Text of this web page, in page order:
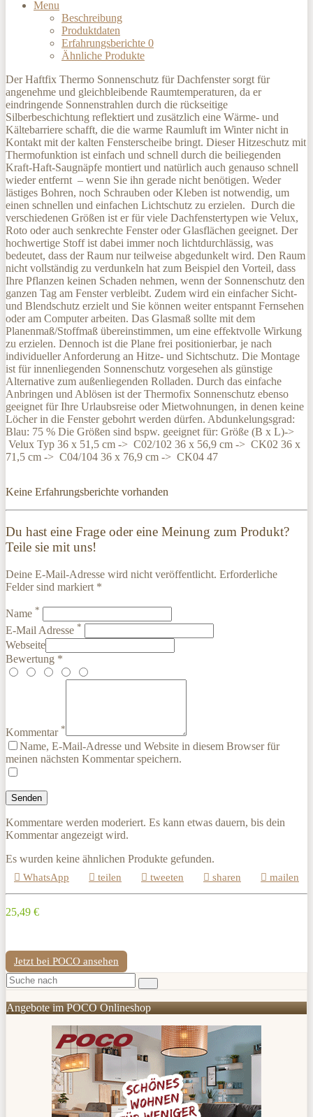
Menu
Beschreibung
Produktdaten
Erfahrungsberichte 0
Ähnliche Produkte
Der Haftfix Thermo Sonnenschutz für Dachfenster sorgt für
angenehme und gleichbleibende Raumtemperaturen, da er
eindringende Sonnenstrahlen durch die rückseitige
Silberbeschichtung reflektiert und zusätzlich eine Wärme- und
Kältebarriere schafft, die die warme Raumluft im Winter nicht in
Kontakt mit der kalten Fensterscheibe bringt. Dieser Hitzeschutz mit
Thermofunktion ist einfach und schnell durch die beiliegenden
Kraft-Haft-Saugnäpfe montiert und natürlich auch genauso schnell
wieder entfernt – wenn Sie ihn gerade nicht benötigen. Weder
lästiges Bohren, noch Schrauben oder Kleben ist notwendig, um
einen schnellen und einfachen Lichtschutz zu erzielen. Durch die
verschiedenen Größen ist er für viele Dachfenstertypen wie Velux,
Roto oder auch senkrechte Fenster oder Glasflächen geeignet. Der
hochwertige Stoff ist dabei immer noch lichtdurchlässig, was
bedeutet, dass der Raum nur teilweise abgedunkelt wird. Den Raum
nicht vollständig zu verdunkeln hat zum Beispiel den Vorteil, dass
Ihre Pflanzen keinen Schaden nehmen, wenn der Sonnenschutz den
ganzen Tag am Fenster verbleibt. Zudem wird ein einfacher Sicht-
und Blendschutz erzielt und Sie können weiter entspannt Fernsehen
oder am Computer arbeiten. Das Glasmaß sollte mit dem
Planenmaß/Stoffmaß übereinstimmen, um eine effektvolle Wirkung
zu erzielen. Dennoch ist die Plane frei positionierbar, je nach
individueller Anforderung an Hitze- und Sichtschutz. Die Montage
ist für innenliegenden Sonnenschutz vorgesehen als günstige
Alternative zum außenliegenden Rolladen. Durch das einfache
Anbringen und Ablösen ist der Thermofix Sonnenschutz ebenso
geeignet für Ihre Urlaubsreise oder Mietwohnungen, in denen keine
Löcher in die Fenster gebohrt werden dürfen. Abdunkelungsgrad:
Blau: 75 % Die Größen sind bspw. geeignet für: Größe (B x L)->
Velux Typ 36 x 51,5 cm -> C02/102 36 x 56,9 cm -> CK02 36 x
71,5 cm -> C04/104 36 x 76,9 cm -> CK04 47
Keine Erfahrungsberichte vorhanden
Du hast eine Frage oder eine Meinung zum Produkt?
Teile sie mit uns!
Deine E-Mail-Adresse wird nicht veröffentlicht. Erforderliche
Felder sind markiert *
Name *
E-Mail Adresse *
Webseite
Bewertung *
Kommentar *
Name, E-Mail-Adresse und Website in diesem Browser für
meinen nächsten Kommentar speichern.
Kommentare werden moderiert. Es kann etwas dauern, bis dein
Kommentar angezeigt wird.
Es wurden keine ähnlichen Produkte gefunden.
WhatsApp teilen tweeten sharen mailen
25,49 €
Jetzt bei POCO ansehen
Angebote im POCO Onlineshop